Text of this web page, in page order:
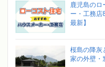
鹿児島のロ
ー・工務店
最新】
桜島の降灰
家の外壁・